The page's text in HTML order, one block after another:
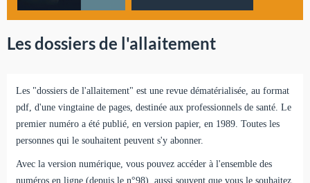
Les dossiers de l'allaitement
Les "dossiers de l'allaitement" est une revue dématérialisée, au format
pdf, d'une vingtaine de pages, destinée aux professionnels de santé. Le
premier numéro a été publié, en version papier, en 1989. Toutes les
personnes qui le souhaitent peuvent s'y abonner.
Avec la version numérique, vous pouvez accéder à l'ensemble des
numéros en ligne (depuis le n°98), aussi souvent que vous le souhaitez,